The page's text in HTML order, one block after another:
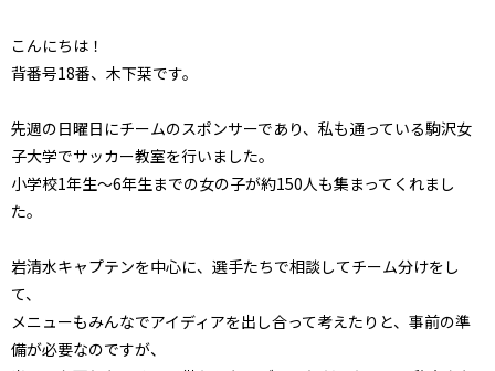
こんにちは！
背番号18番、木下栞です。
先週の日曜日にチームのスポンサーであり、私も通っている駒沢女
子大学でサッカー教室を行いました。
小学校1年生～6年生までの女の子が約150人も集まってくれまし
た。
岩清水キャプテンを中心に、選手たちで相談してチーム分けをし
て、
メニューもみんなでアイディアを出し合って考えたりと、事前の準
備が必要なのですが、